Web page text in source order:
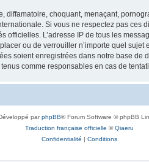
choquant, menaçant,
Si vous ne respectez pas
officielles. L’adresse IP de tous les
ou de verrouiller n’importe quel
soient enregistrées dans notre base
comme responsables en cas de
parphpBB® Forum Software © phpBB
Traduction française officielle ©Qiaeru
Confidentialité | Conditions